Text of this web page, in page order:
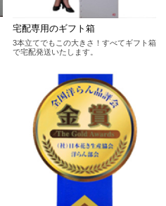
宅配専用のギフト箱
3本立てでもこの大きさ！すべてギフト箱
で宅配発送いたします。